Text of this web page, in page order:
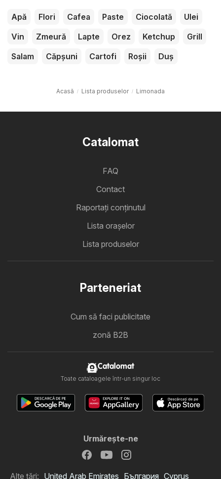
Apă Flori Cafea Paste Ciocolată
Ulei
Vin
Zmeură Lapte Orez Ketchup
Grill
Salam
Căpșuni Cartofi Roșii Duș
Acasă Lista produselor Limonada
Catalomat
FAQ
Contact
Raportați conținutul
Lista oraşelor
Lista produselor
Parteneriat
Cum să faci publicitate
zonă B2B
Catalomat
Toate cataloagele într-un singur loc
Urmăreşte-ne
Alte țări: United Arab Emirates България Cyprus